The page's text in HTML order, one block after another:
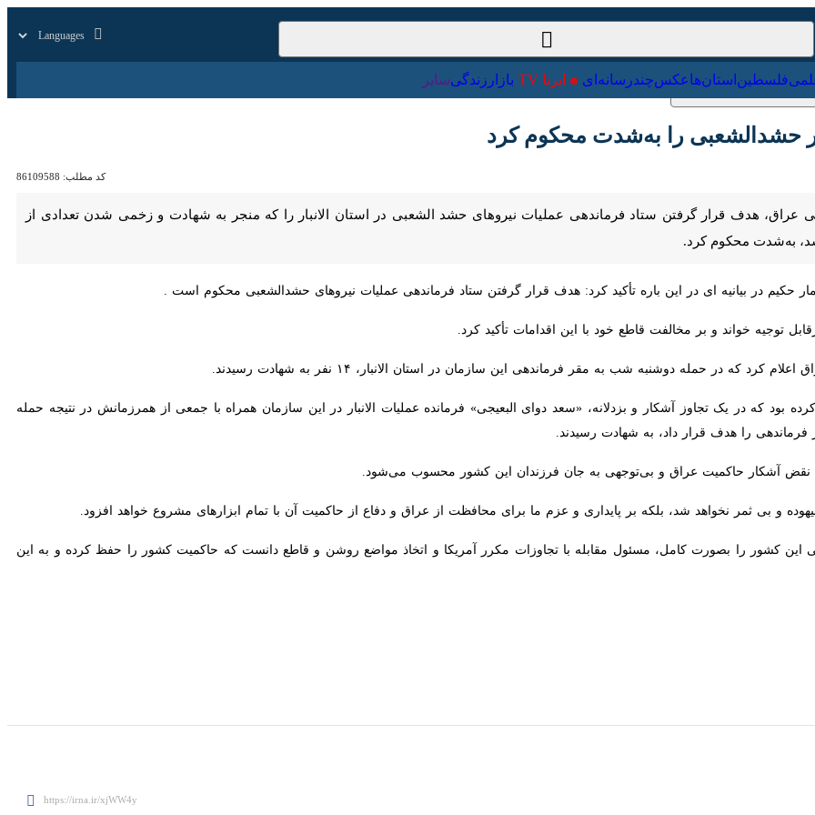
علمی فلسطین استان‌ها عکس چندرسانه‌ای ایرنا TV
را به‌شدت محکوم کرد
کد مطلب: 86109588